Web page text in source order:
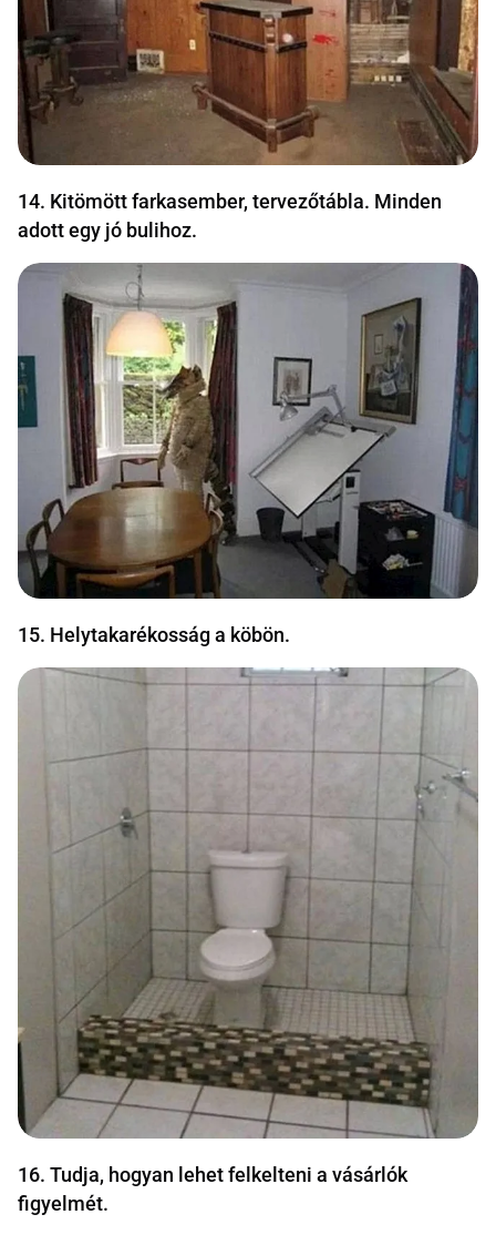
14. Kitömött farkasember, tervezőtábla. Minden
adott egy jó bulihoz.
15. Helytakarékosság a köbön.
16. Tudja, hogyan lehet felkelteni a vásárlók
figyelmét.